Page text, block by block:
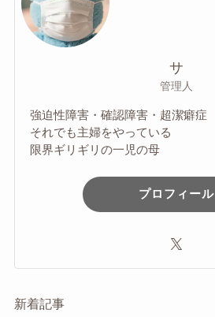
サ
管理人
強迫性障害・確認障害・超潔癖症
それでも主婦をやっている
限界ギリギリの一児の母
プロフィール
新着記事